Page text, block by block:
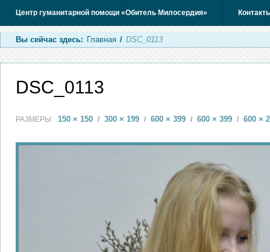
Центр гуманитарной помощи «Обитель Милосердия»
Вы сейчас здесь: Главная / DSC_0113
DSC_0113
РАЗМЕРЫ: 150 × 150 / 300 × 199 / 600 × 399 / 600 × 399 / 600 ×